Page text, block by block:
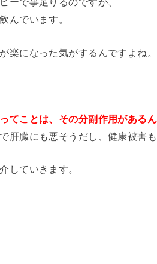
んでいます。
楽になった気がするんですよね。
てことは、その分副作用があるん
肝臓にも悪そうだし、健康被害
していきます。